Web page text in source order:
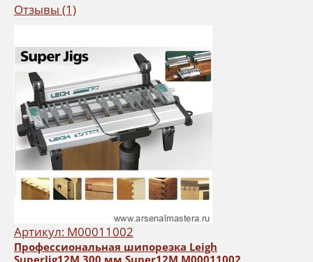
Отзывы (1)
Артикул: М00011002
Профессиональная шипорезка Leigh
SuperJig12M 300 мм Super12M М00011002